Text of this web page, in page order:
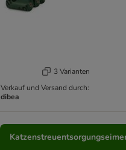
3 Varianten
Verkauf und Versand durch:
dibea